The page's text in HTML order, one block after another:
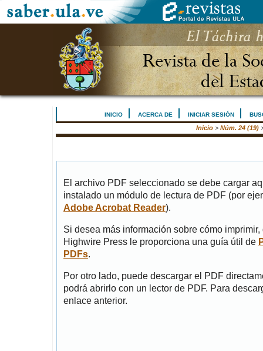
INICIO ACERCA DE INICIAR SESIÓN
Inicio> Núm. 24 (19)
El archivo PDF seleccionado se debe cargar
instalado un módulo de lectura de PDF (por
Adobe Acrobat Reader).
Si desea más información sobre cómo
Highwire Press le proporciona una guía útil de
PDFs.
Por otro lado, puede descargar el PDF
podrá abrirlo con un lector de PDF. Para
enlace anterior.